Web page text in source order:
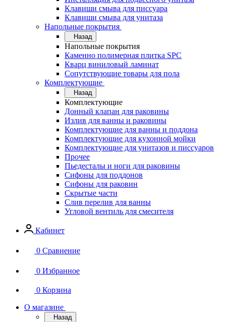
Клавиши смыва для писсуара
Клавиши смыва для унитаза
Напольные покрытия
Назад
Напольные покрытия
Каменно полимерная плитка SPC
Кварц виниловый ламинат
Сопутствующие товары для пола
Комплектующие
Назад
Комплектующие
Донный клапан для раковины
Излив для ванны и раковины
Комплектующие для ванны и поддона
Комплектующие для кухонной мойки
Комплектующие для унитазов и писсуаров
Прочее
Пьедесталы и ноги для раковины
Сифоны для поддонов
Сифоны для раковин
Скрытые части
Слив перелив для ванны
Угловой вентиль для смесителя
Кабинет
0 Сравнение
0 Избранное
0 Корзина
О магазине
Назад